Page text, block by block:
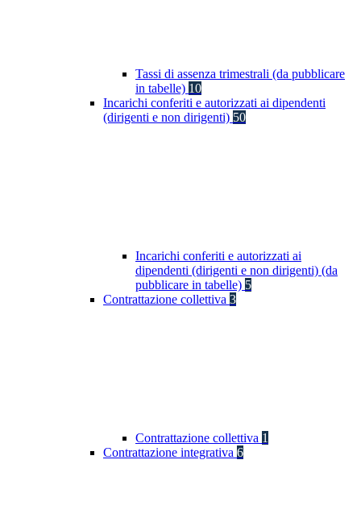
Tassi di assenza trimestrali (da pubblicare
in tabelle) 10
Incarichi conferiti e autorizzati ai dipendenti
(dirigenti e non dirigenti) 50
Incarichi conferiti e autorizzati ai
dipendenti (dirigenti e non dirigenti) (da
pubblicare in tabelle) 5
Contrattazione collettiva 3
Contrattazione collettiva 1
Contrattazione integrativa 6